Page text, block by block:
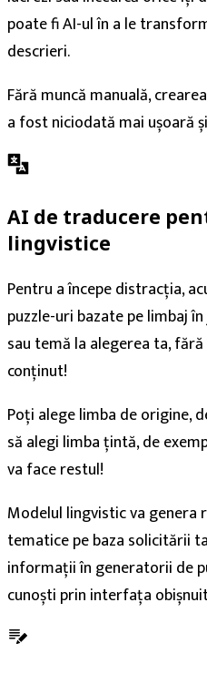
poate fi AI-ul în a le
descrieri.
Fără muncă manuală,
a fost niciodată mai ușoară
AI de traducere
lingvistice
Pentru a începe distracția,
puzzle-uri bazate pe limbaj
sau temă la alegerea ta,
conținut!
Poți alege limba de origine,
să alegi limba țintă, de
va face restul!
Modelul lingvistic va genera
tematice pe baza solicitării
informații în generatorii de
cunoști prin interfața